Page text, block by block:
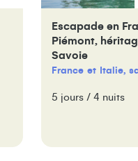
Escapade en
Piémont,
Savoie
France Italie,
5 jours / 4 nuits